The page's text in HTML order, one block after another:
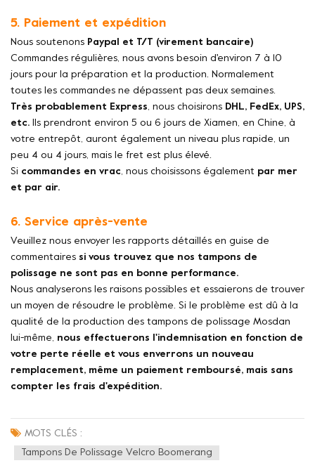
5. Paiement et expédition
Nous soutenons Paypal et T/T (virement bancaire)
Commandes régulières, nous avons besoin d'environ 7 à 10
jours pour la préparation et la production. Normalement
toutes les commandes ne dépassent pas deux semaines.
Très probablement Express, nous choisirons DHL, FedEx, UPS,
etc. Ils prendront environ 5 ou 6 jours de Xiamen, en Chine, à
votre entrepôt, auront également un niveau plus rapide, un
peu 4 ou 4 jours, mais le fret est plus élevé.
Si commandes en vrac, nous choisissons également par mer
et par air.
6. Service après-vente
Veuillez nous envoyer les rapports détaillés en guise de
commentaires si vous trouvez que nos tampons de
polissage ne sont pas en bonne performance.
Nous analyserons les raisons possibles et essaierons de trouver
un moyen de résoudre le problème. Si le problème est dû à la
qualité de la production des tampons de polissage Mosdan
lui-même, nous effectuerons l'indemnisation en fonction de
votre perte réelle et vous enverrons un nouveau
remplacement, même un paiement remboursé, mais sans
compter les frais d'expédition.
MOTS CLÉS :
Tampons De Polissage Velcro Boomerang